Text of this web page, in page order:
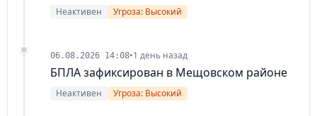
Неактивен Угроза: Высокий
06.08.2026 14:08•1 день назад
БПЛА зафиксирован в Мещовском районе
Неактивен Угроза: Высокий